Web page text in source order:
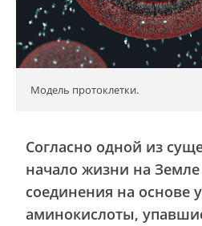
Модель протоклетки.
Согласно одной из
начало жизни на
соединения на основе
аминокислоты,